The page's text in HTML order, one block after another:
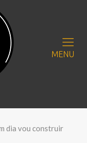
MENU
dia vou construir